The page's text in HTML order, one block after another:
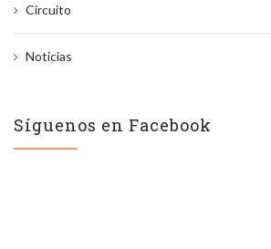
Circuito
Noticias
Síguenos en Facebook